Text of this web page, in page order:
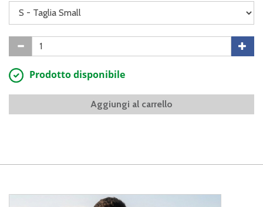
Prodotto disponibile
Aggiungi al carrello